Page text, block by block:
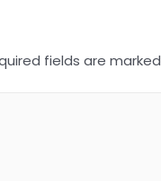
fields are marked